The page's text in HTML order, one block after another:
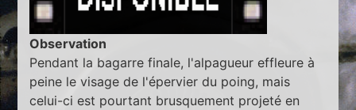
Observation
Pendant la bagarre finale, l'alpagueur effleure à
peine le visage de l'épervier du poing, mais
celui-ci est pourtant brusquement projeté en